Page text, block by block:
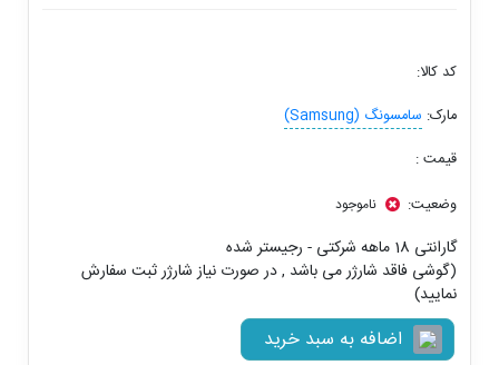
کد کالا:
مارک: سامسونگ (Samsung)
قیمت :
وضعیت:
ناموجود
گارانتی 18 ماهه شرکتی - رجیستر شده
(گوشی فاقد شارژر می باشد , در صورت نیاز شارژر ثبت سفارش
نمایید)
اضافه به سبد خرید